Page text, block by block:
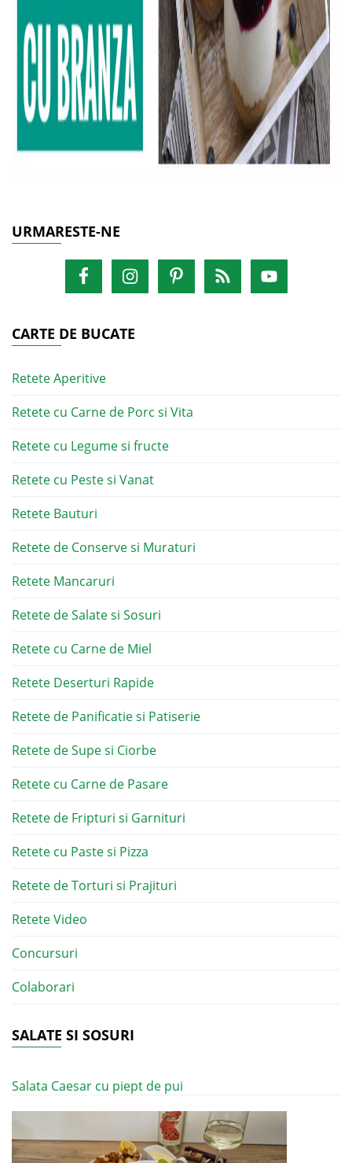
URMARESTE-NE
CARTE DE BUCATE
Retete Aperitive
Retete cu Carne de Porc si Vita
Retete cu Legume si fructe
Retete cu Peste si Vanat
Retete Bauturi
Retete de Conserve si Muraturi
Retete Mancaruri
Retete de Salate si Sosuri
Retete cu Carne de Miel
Retete Deserturi Rapide
Retete de Panificatie si Patiserie
Retete de Supe si Ciorbe
Retete cu Carne de Pasare
Retete de Fripturi si Garnituri
Retete cu Paste si Pizza
Retete de Torturi si Prajituri
Retete Video
Concursuri
Colaborari
SALATE SI SOSURI
Salata Caesar cu piept de pui